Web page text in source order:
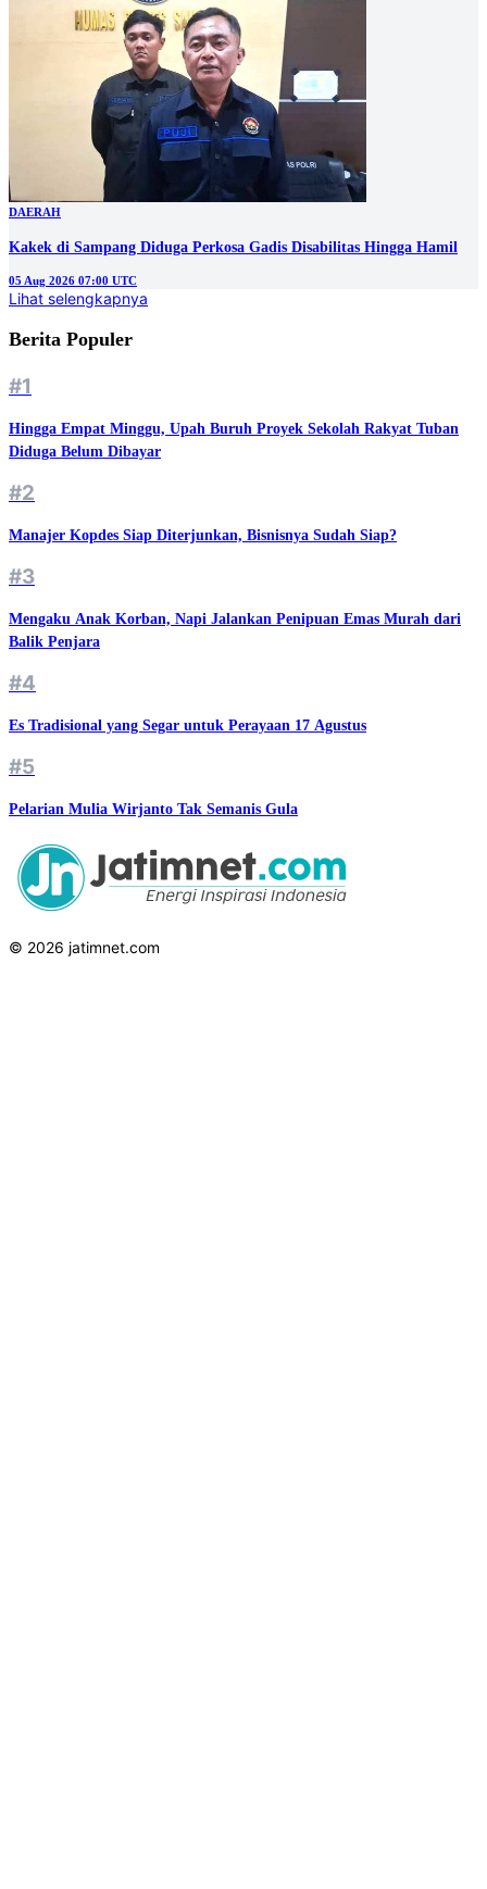
DAERAH
Kakek di Sampang Diduga Perkosa Gadis Disabilitas Hingga Hamil
05 Aug 2026 07:00 UTC
Lihat selengkapnya
Berita Populer
#1
Hingga Empat Minggu, Upah Buruh Proyek Sekolah Rakyat Tuban
Diduga Belum Dibayar
#2
Manajer Kopdes Siap Diterjunkan, Bisnisnya Sudah Siap?
#3
Mengaku Anak Korban, Napi Jalankan Penipuan Emas Murah dari
Balik Penjara
#4
Es Tradisional yang Segar untuk Perayaan 17 Agustus
#5
Pelarian Mulia Wirjanto Tak Semanis Gula
© 2026 jatimnet.com